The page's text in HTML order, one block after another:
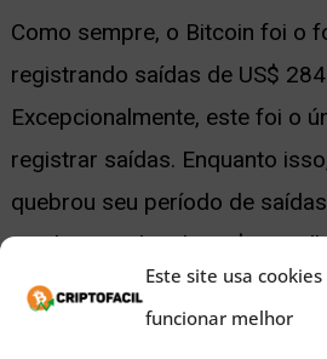
Este site usa
funcionar melhor
Como sempre, o Bitcoin foi o
registrando saídas de US$
Excepcionalmente, este foi o
registrar saídas. Enquanto
quebrou seu período de
vendo entradas de US$ 30
passada.